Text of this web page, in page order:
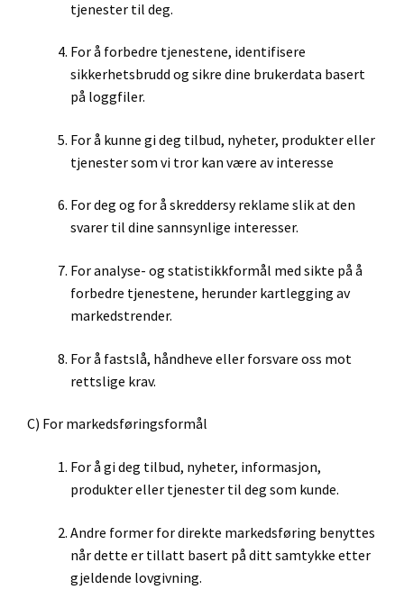
tjenester til deg.
For å forbedre tjenestene, identifisere
sikkerhetsbrudd og sikre dine brukerdata basert
på loggfiler.
For å kunne gi deg tilbud, nyheter, produkter eller
tjenester som vi tror kan være av interesse
For deg og for å skreddersy reklame slik at den
svarer til dine sannsynlige interesser.
For analyse- og statistikkformål med sikte på å
forbedre tjenestene, herunder kartlegging av
markedstrender.
For å fastslå, håndheve eller forsvare oss mot
rettslige krav.
C) For markedsføringsformål
For å gi deg tilbud, nyheter, informasjon,
produkter eller tjenester til deg som kunde.
Andre former for direkte markedsføring benyttes
når dette er tillatt basert på ditt samtykke etter
gjeldende lovgivning.